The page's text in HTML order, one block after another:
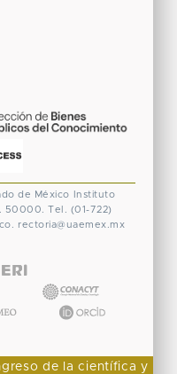
de México
Instituto
50000. Tel. (01-722)
rectoria@uaemex.mx
de la científica y